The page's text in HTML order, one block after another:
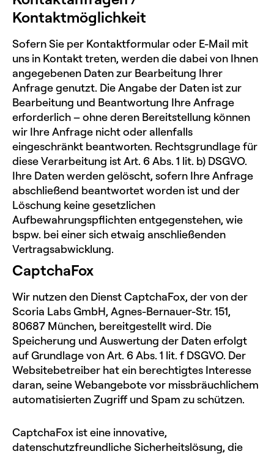
Kontaktmöglichkeit
Sofern Sie per Kontaktformular oder E-Mail mit
uns in Kontakt treten, werden die dabei von Ihnen
angegebenen Daten zur Bearbeitung Ihrer
Anfrage genutzt. Die Angabe der Daten ist zur
Bearbeitung und Beantwortung Ihre Anfrage
erforderlich – ohne deren Bereitstellung können
wir Ihre Anfrage nicht oder allenfalls
eingeschränkt beantworten. Rechtsgrundlage für
diese Verarbeitung ist Art. 6 Abs. 1 lit. b) DSGVO.
Ihre Daten werden gelöscht, sofern Ihre Anfrage
abschließend beantwortet worden ist und der
Löschung keine gesetzlichen
Aufbewahrungspflichten entgegenstehen, wie
bspw. bei einer sich etwaig anschließenden
Vertragsabwicklung.
CaptchaFox
Wir nutzen den Dienst CaptchaFox, der von der
Scoria Labs GmbH, Agnes-Bernauer-Str. 151,
80687 München, bereitgestellt wird. Die
Speicherung und Auswertung der Daten erfolgt
auf Grundlage von Art. 6 Abs. 1 lit. f DSGVO. Der
Websitebetreiber hat ein berechtigtes Interesse
daran, seine Webangebote vor missbräuchlichem
automatisierten Zugriff und Spam zu schützen.
CaptchaFox ist eine innovative,
datenschutzfreundliche Sicherheitslösung, die